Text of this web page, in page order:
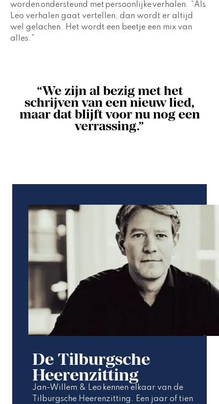
worden ondersteund met persoonlijke verhalen. “Als
Leo verhalen gaat vertellen, dan wordt er altijd
wel gelachen. Het wordt een beetje een mix van
alles.”
“We zijn al bezig met het
schrijven van een nieuw lied,
maar dat blijft voor nu nog een
verrassing.”
De Tilburgsche
Heerenzitting
Jan-Willem & Leo kennen elkaar van de
Tilburgsche Heerenzitting. Een jaar of tien